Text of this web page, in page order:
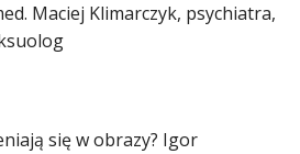
Maciej Klimarczyk, psychiatra,
się w obrazy? Igor